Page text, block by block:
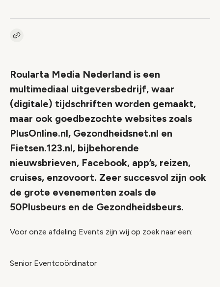
Kopieer link naar vacature
Roularta Media Nederland is een
multimediaal uitgeversbedrijf, waar
(digitale) tijdschriften worden gemaakt,
maar ook goedbezochte websites zoals
PlusOnline.nl, Gezondheidsnet.nl en
Fietsen.123.nl, bijbehorende
nieuwsbrieven, Facebook, app’s, reizen,
cruises, enzovoort. Zeer succesvol zijn ook
de grote evenementen zoals de
50Plusbeurs en de Gezondheidsbeurs.
Voor onze afdeling Events zijn wij op zoek naar een:
Senior Eventcoördinator